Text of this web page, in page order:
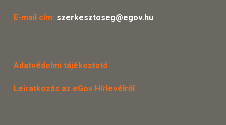
E-mail cím: szerkesztoseg@egov.hu
Adatvédelmi tájékoztató
Leiratkozás az eGov Hírlevélről